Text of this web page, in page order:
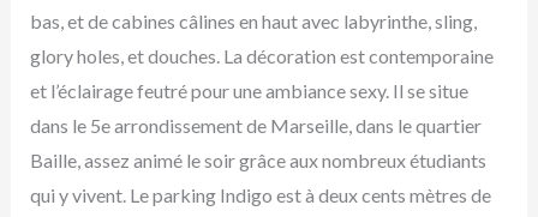
bas, et de cabines câlines en haut avec labyrinthe, sling,
glory holes, et douches. La décoration est contemporaine
et l’éclairage feutré pour une ambiance sexy. Il se situe
dans le 5e arrondissement de Marseille, dans le quartier
Baille, assez animé le soir grâce aux nombreux étudiants
qui y vivent. Le parking Indigo est à deux cents mètres de